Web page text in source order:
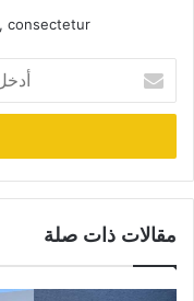
consectetur.
بريدك
الإلكتروني
مقالات ذات صلة